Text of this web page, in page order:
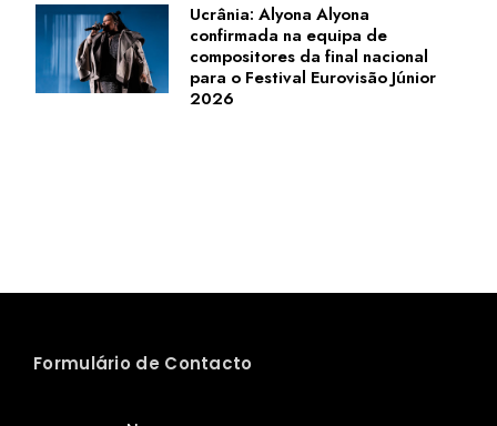
Ucrânia: Alyona Alyona
confirmada na equipa de
compositores da final nacional
para o Festival Eurovisão Júnior
2026
Formulário de Contacto